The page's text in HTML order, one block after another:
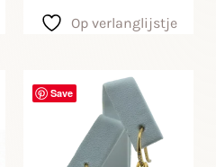
Op verlanglijstje
Save